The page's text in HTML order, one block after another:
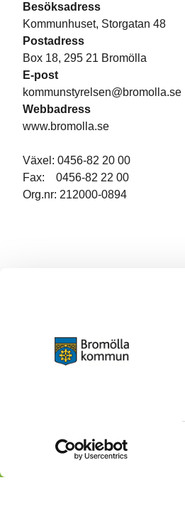
Besöksadress
Kommunhuset, Storgatan 48
Postadress
Box 18, 295 21 Bromölla
E-post
kommunstyrelsen@bromolla.se
Webbadress
www.bromolla.se
Växel: 0456-82 20 00
Fax: 0456-82 22 00
Org.nr: 212000-0894